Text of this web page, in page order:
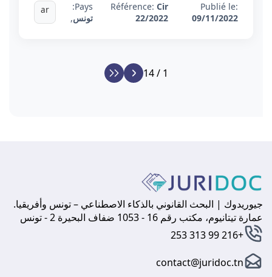
Publié le:
09/11/2022
Référence: Cir
22/2022
Pays:
تونس,
ar
1 / 14
جيوريدوك | البحث القانوني بالذكاء الاصطناعي – تونس وأفريقيا.
عمارة تيتانيوم، مكتب رقم 16 - 1053 ضفاف البحيرة 2 - تونس
+216 99 313 253
contact@juridoc.tn